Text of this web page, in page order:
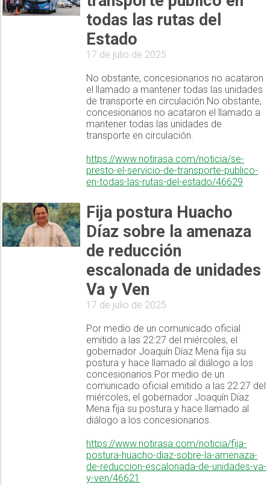
todas las rutas del
Estado
17 de julio de 2025
No obstante, concesionarios no acataron
el llamado a mantener todas las unidades
de transporte en circulación.No obstante,
concesionarios no acataron el llamado a
mantener todas las unidades de
transporte en circulación.
https://www.notirasa.com/noticia/se-
presto-el-servicio-de-transporte-publico-
en-todas-las-rutas-del-estado/46629
Fija postura Huacho
Díaz sobre la amenaza
de reducción
escalonada de unidades
Va y Ven
17 de julio de 2025
Por medio de un comunicado oficial
emitido a las 22:27 del miércoles, el
gobernador Joaquín Díaz Mena fija su
postura y hace llamado al diálogo a los
concesionarios.Por medio de un
comunicado oficial emitido a las 22:27 del
miércoles, el gobernador Joaquín Díaz
Mena fija su postura y hace llamado al
diálogo a los concesionarios.
https://www.notirasa.com/noticia/fija-
postura-huacho-diaz-sobre-la-amenaza-
de-reduccion-escalonada-de-unidades-va-
y-ven/46621